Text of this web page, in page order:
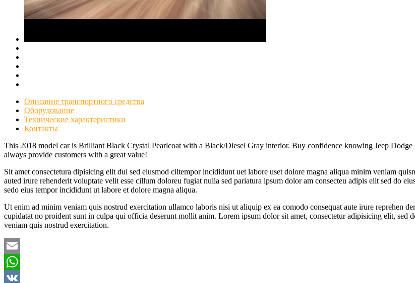
Описание транспортного средства
Оборудование
Технические характеристики
Контакты
This 2018 model car is Brilliant Black Crystal Pearlcoat with a Black/Diesel Gray interior. Buy confidence knowing Jeep Dodge
always provide customers with a great value!
Sit amet consectetura dipisicing elit dui sed eiusmod ciltempor incididunt uet labore uset dolore magna aliqua minim veniam
auted irure rehenderit voluptate velit esse cillum doloreu fugiat nulla sed pariatura ipsum dolor am consecteu adipis elit sed do
sedo eius tempor incididunt ut labore et dolore magna aliqua.
Ut enim ad minim veniam quis nostrud exercitation ullamco laboris nisi ut aliquip ex ea comodo consequat aute irure reprehen
cupidatat no proident sunt in culpa qui officia deserunt mollit anim. Lorem ipsum dolor sit amet, consectetur adipisicing elit,
veniam quis nostrud exercitation.
Email
WhatsApp